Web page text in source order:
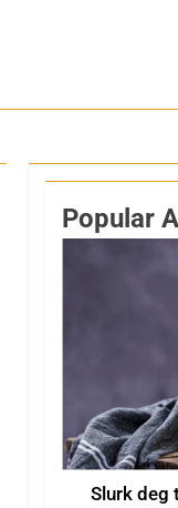
Popular
Slurk deg